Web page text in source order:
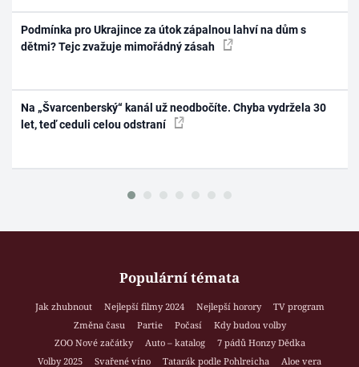
Podmínka pro Ukrajince za útok zápalnou lahví na dům s
dětmi? Tejc zvažuje mimořádný zásah
Na „Švarcenberský“ kanál už neodbočíte. Chyba vydržela 30
let, teď ceduli celou odstraní
Populární témata
Jak zhubnout Nejlepší filmy 2024 Nejlepší horory
TV program
Změna času
Partie Počasí
Kdy budou volby
ZOO Nové začátky
Auto – katalog
7 pádů Honzy Dědka
Volby 2025
Svařené víno Tatarák podle Pohlreicha
Aloe vera